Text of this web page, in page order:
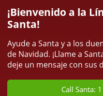
¡Bienvenido a la
Santa!
Ayude a Santa y a los
de Navidad. ¡Llame a
deje un mensaje con sus
Call Santa: